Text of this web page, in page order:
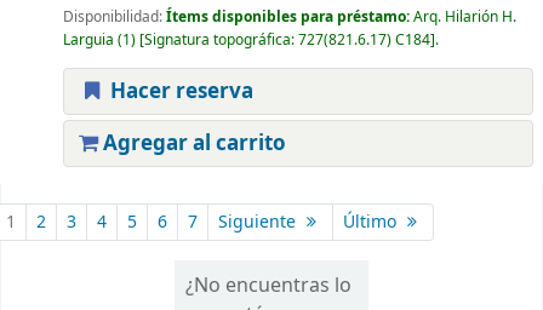
Disponibilidad:Ítems disponibles para préstamo:Arq. Hilarión H.
Larguia (1) Signatura topográfica:727(821.6.17) C184 .
Hacer reserva
Agregar al carrito
1 2 3 4 5 6 7 Siguiente Último
¿No encuentras lo